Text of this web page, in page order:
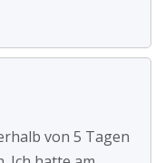
von 5 Tagen